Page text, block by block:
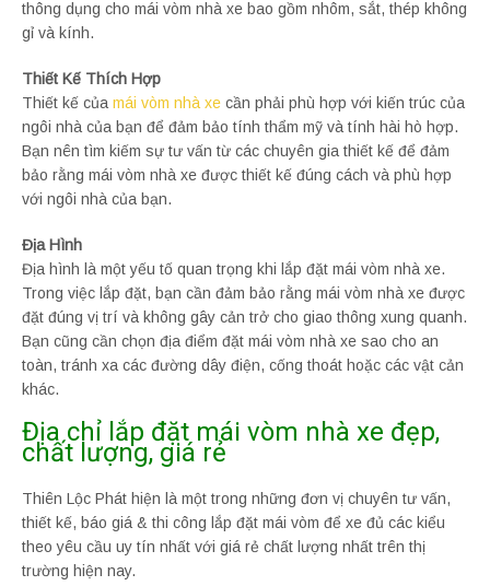
thông dụng cho mái vòm nhà xe bao gồm nhôm, sắt, thép không
gỉ và kính.
Thiết Kế Thích Hợp
Thiết kế của mái vòm nhà xe cần phải phù hợp với kiến trúc của
ngôi nhà của bạn để đảm bảo tính thẩm mỹ và tính hài hò hợp.
Bạn nên tìm kiếm sự tư vấn từ các chuyên gia thiết kế để đảm
bảo rằng mái vòm nhà xe được thiết kế đúng cách và phù hợp
với ngôi nhà của bạn.
Địa Hình
Địa hình là một yếu tố quan trọng khi lắp đặt mái vòm nhà xe.
Trong việc lắp đặt, bạn cần đảm bảo rằng mái vòm nhà xe được
đặt đúng vị trí và không gây cản trở cho giao thông xung quanh.
Bạn cũng cần chọn địa điểm đặt mái vòm nhà xe sao cho an
toàn, tránh xa các đường dây điện, cống thoát hoặc các vật cản
khác.
Địa chỉ lắp đặt mái vòm nhà xe đẹp,
chất lượng, giá rẻ
Thiên Lộc Phát hiện là một trong những đơn vị chuyên tư vấn,
thiết kế, báo giá & thi công lắp đặt mái vòm để xe đủ các kiểu
theo yêu cầu uy tín nhất với giá rẻ chất lượng nhất trên thị
trường hiện nay.